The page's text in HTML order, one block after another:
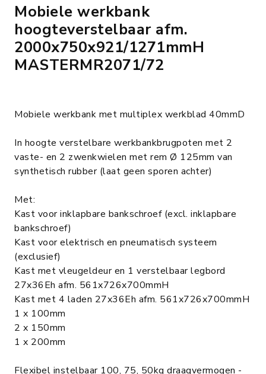
Mobiele werkbank
hoogteverstelbaar afm.
2000x750x921/1271mmH
MASTERMR2071/72
Mobiele werkbank met multiplex werkblad 40mmD
In hoogte verstelbare werkbankbrugpoten met 2
vaste- en 2 zwenkwielen met rem Ø 125mm van
synthetisch rubber (laat geen sporen achter)
Met:
Kast voor inklapbare bankschroef (excl. inklapbare
bankschroef)
Kast voor elektrisch en pneumatisch systeem
(exclusief)
Kast met vleugeldeur en 1 verstelbaar legbord
27x36Eh afm. 561x726x700mmH
Kast met 4 laden 27x36Eh afm. 561x726x700mmH
1 x 100mm
2 x 150mm
1 x 200mm
Flexibel instelbaar 100, 75, 50kg draagvermogen -